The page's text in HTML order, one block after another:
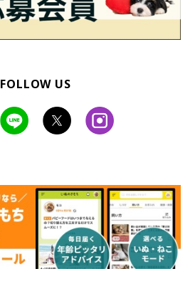
FOLLOW US